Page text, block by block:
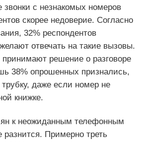
звонки с незнакомых номеров
скорее недоверие. Согласно
32% респондентов
отвечать на такие вызовы.
решение о разговоре
38% опрошенных признались,
даже если номер не
книжке.
к неожиданным телефонным
разнится. Примерно треть